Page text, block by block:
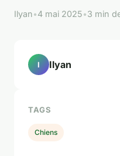
Ilyan•4 mai 2025•3 min
I Ilyan
TAGS
Chiens